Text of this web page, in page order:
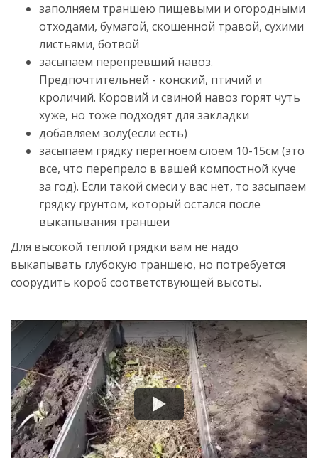
заполняем траншею пищевыми и огородными
отходами, бумагой, скошенной травой, сухими
листьями, ботвой
засыпаем перепревший навоз.
Предпочтительней - конский, птичий и
кроличий. Коровий и свиной навоз горят чуть
хуже, но тоже подходят для закладки
добавляем золу(если есть)
засыпаем грядку перегноем слоем 10-15см (это
все, что перепрело в вашей компостной куче
за год). Если такой смеси у вас нет, то засыпаем
грядку грунтом, который остался после
выкапывания траншеи
Для высокой теплой грядки вам не надо
выкапывать глубокую траншею, но потребуется
соорудить короб соответствующей высоты.